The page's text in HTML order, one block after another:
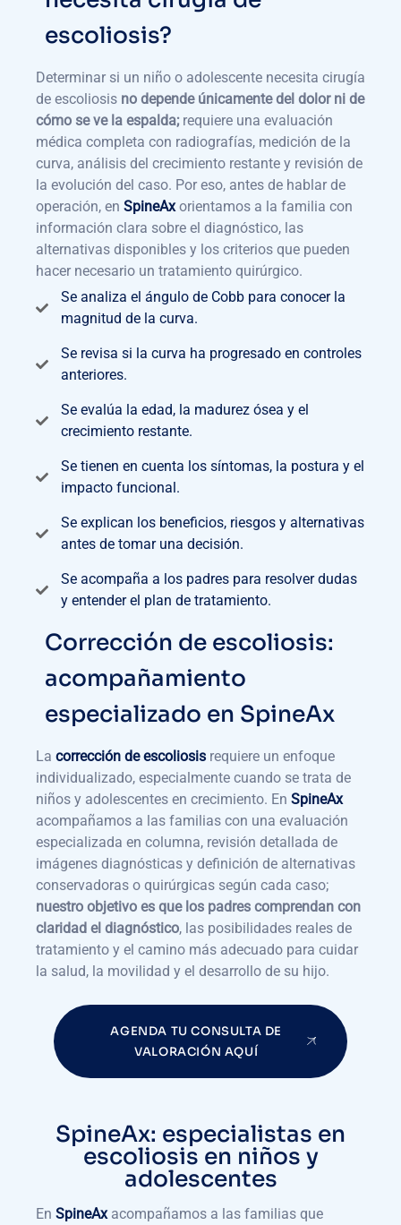
escoliosis?
Determinar si un niño o adolescente necesita cirugía
de escoliosis no depende únicamente del dolor ni de
cómo se ve la espalda;requiere una evaluación
médica completa con radiografías, medición de la
curva, análisis del crecimiento restante y revisión de
la evolución del caso. Por eso, antes de hablar de
operación, en SpineAx orientamos a la familia con
información clara sobre el diagnóstico, las
alternativas disponibles y los criterios que pueden
hacer necesario un tratamiento quirúrgico.
Se analiza el ángulo de Cobb para conocer la
magnitud de la curva.
Se revisa si la curva ha progresado en controles
anteriores.
Se evalúa la edad, la madurez ósea y el
crecimiento restante.
Se tienen en cuenta los síntomas, la postura y el
impacto funcional.
Se explican los beneficios, riesgos y alternativas
antes de tomar una decisión.
Se acompaña a los padres para resolver dudas
y entender el plan de tratamiento.
Corrección de escoliosis:
acompañamiento
especializado en SpineAx
La corrección de escoliosis requiere un enfoque
individualizado, especialmente cuando se trata de
niños y adolescentes en crecimiento. En SpineAx
acompañamos a las familias con una evaluación
especializada en columna, revisión detallada de
imágenes diagnósticas y definición de alternativas
conservadoras o quirúrgicas según cada caso;
nuestro objetivo es que los padres comprendan con
claridad el diagnóstico, las posibilidades reales de
tratamiento y el camino más adecuado para cuidar
la salud, la movilidad y el desarrollo de su hijo.
AGENDA TU CONSULTA DE
VALORACIÓN AQUÍ
SpineAx: especialistas en
escoliosis en niños y
adolescentes
En SpineAx acompañamos a las familias que